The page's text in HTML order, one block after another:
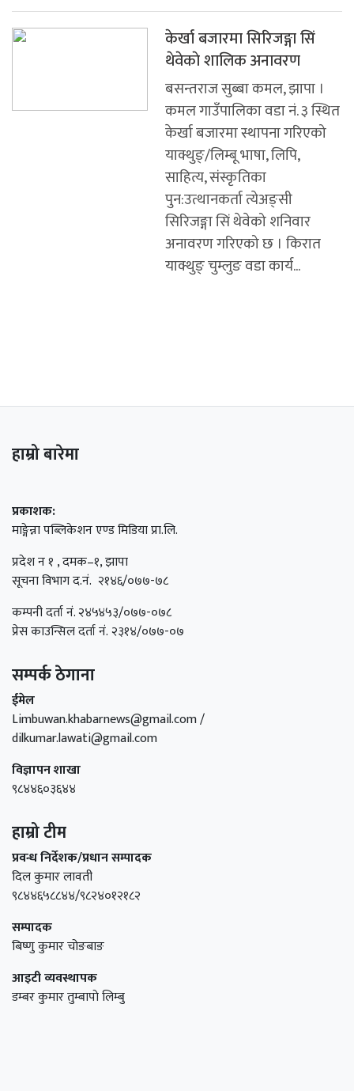
केर्खा बजारमा सिरिजङ्गा सिं
थेवेकाे शालिक अनावरण
बसन्तराज सुब्बा कमल, झापा ।
कमल गाउँपालिका वडा नं. ३ स्थित
केर्खा बजारमा स्थापना गरिएको
याक्थुङ्/लिम्बू भाषा, लिपि,
साहित्य, संस्कृतिका
पुन:उत्थानकर्ता त्येअङ्सी
सिरिजङ्गा सिं थेवेको शनिवार
अनावरण गरिएको छ । किरात
याक्थुङ् चुम्लुङ वडा कार्य...
हाम्रो बारेमा
प्रकाशक:
माङ्गेन्ना पब्लिकेशन एण्ड मिडिया प्रा.लि.
प्रदेश न १ , दमक–१, झापा
सूचना विभाग द.नं. २१४६/०७७-७८
कम्पनी दर्ता नं. २४५४५३/०७७-०७८
प्रेस काउन्सिल दर्ता नं. २३१४/०७७-०७
सम्पर्क ठेगाना
ईमेल
Limbuwan.khabarnews@gmail.com /
dilkumar.lawati@gmail.com
विज्ञापन शाखा
९८४४६०३६४४
हाम्रो टीम
प्रवन्ध निर्देशक/प्रधान सम्पादक
दिल कुमार लावती
९८४४६५८८४४/९८२४०१२१८२
सम्पादक
बिष्णु कुमार चोङबाङ
आइटी व्यवस्थापक
डम्बर कुमार तुम्बापाे लिम्बु